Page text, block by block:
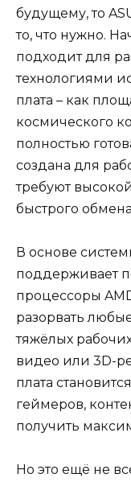
будущему, то
то, что нужно.
подходит для
технологиями
плата – как
космического
полностью
создана для
требуют
быстрого
В основе
поддерживает
процессоры
разорвать
тяжёлых
видео или 3D-
плата
геймеров,
получить
Но это ещё не